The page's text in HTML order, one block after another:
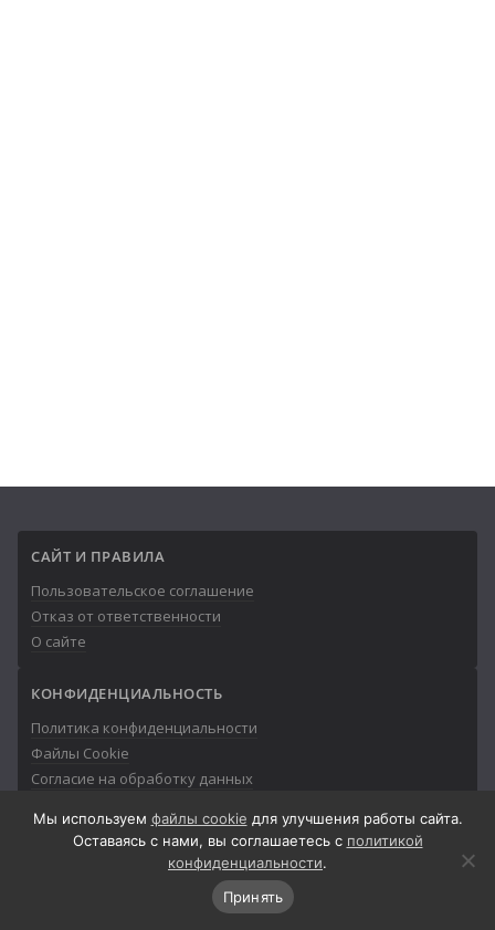
САЙТ И ПРАВИЛА
Пользовательское соглашение
Отказ от ответственности
О сайте
КОНФИДЕНЦИАЛЬНОСТЬ
Политика конфиденциальности
Файлы Cookie
Согласие на обработку данных
© 2013-2026Айтишник
Мы используем файлы cookie для улучшения работы сайта.
Оставаясь с нами, вы соглашаетесь с политикой
конфиденциальности.
Принять